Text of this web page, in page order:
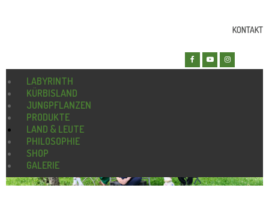
KONTAKT
LABYRINTH
KÜRBISLAND
JUNGPFLANZEN
PRODUKTE
LAND & LEUTE
PHILOSOPHIE
SHOP
GALERIE